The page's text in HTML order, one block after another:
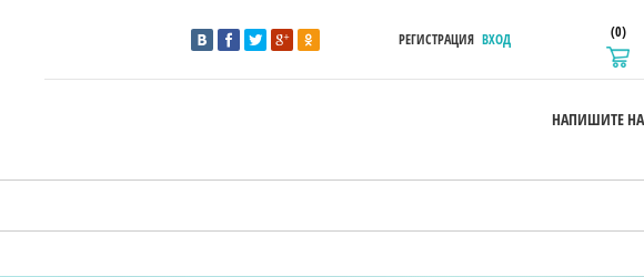
РЕГИСТРАЦИЯ ВХОД (0)
НАПИШИТЕ